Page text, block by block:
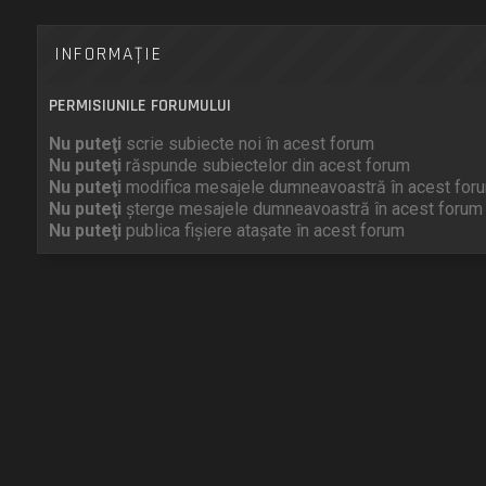
INFORMAŢIE
PERMISIUNILE FORUMULUI
Nu puteţi scrie subiecte noi în acest forum
Nu puteţi răspunde subiectelor din acest forum
Nu puteţi modifica mesajele dumneavoastră în acest
Nu puteţi şterge mesajele dumneavoastră în acest forum
Nu puteţi publica fişiere ataşate în acest forum